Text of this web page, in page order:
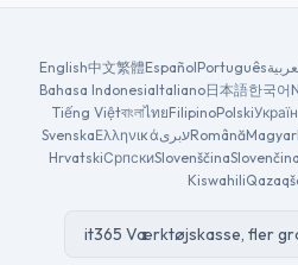
English中文繁體EspañolPortuguês
Bahasa IndonesiaItaliano日本語한국어
Tiếng ViệtবাংলাไทยFilipinoPolski
SvenskaΕλληνικάעبریRomânăMagyar
HrvatskiСрпскиSlovenščinaSlovenčina
Kiswahili
it365 Værktøjskasse, fler